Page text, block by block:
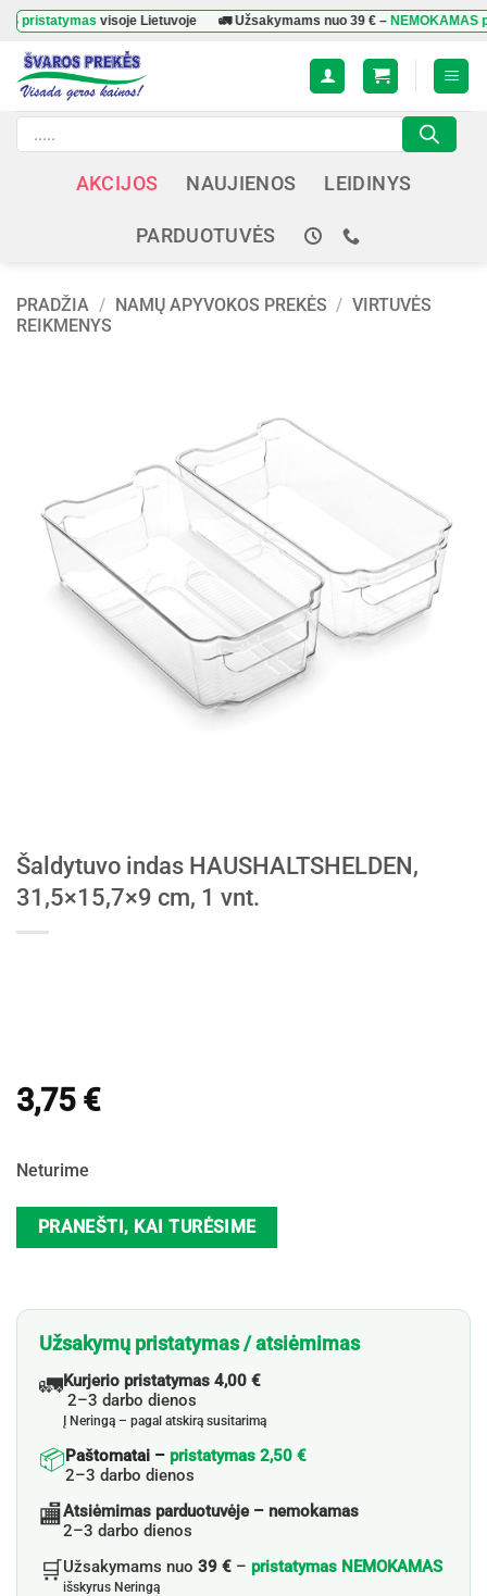
Skip
content
visoje Lietuvoje 🚛 Užsakymams nuo39 €–NEMOKAMAS
Products
search
AKCIJOS NAUJIENOS LEIDINYS
PARDUOTUVĖS
PRADŽIA / NAMŲ APYVOKOS PREKĖS / VIRTUVĖS
REIKMENYS
Šaldytuvo indas HAUSHALTSHELDEN,
31,5×15,7×9 cm, 1 vnt.
3,75 €
Neturime
PRANEŠTI, KAI TURĖSIME
Užsakymų pristatymas / atsiėmimas
🚛Kurjerio pristatymas 4,00 €
2–3 darbo dienos
Į Neringą – pagal atskirą susitarimą
📦Paštomatai – pristatymas 2,50 €
2–3 darbo dienos
🏬Atsiėmimas parduotuvėje – nemokamas
2–3 darbo dienos
🛒Užsakymams nuo 39 € – pristatymas NEMOKAMAS
išskyrus Neringą